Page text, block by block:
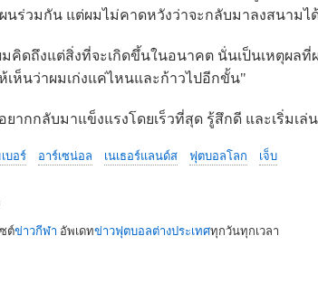
นร่วมกัน แต่ผมไม่คาดหวังว่าจะกลับมาลงสนามไ
คิดถึงแต่สิ่งที่จะเกิดขึ้นในอนาคต นั่นเป็นเหตุผล
เห็นว่าผมเก่งแค่ไหนและก้าวไปอีกขั้น"
ากกลับมาแข็งแรงโดยเร็วที่สุด รู้สึกดี และเริ่มเล่
บอร์ อาร์เซน่อล เนเธอร์แลนด์ส ฟุตบอลโลก เจ็บ
ต์ข่าวกีฬา อัพเดทข่าวฟุตบอลต่างประเทศทุกวันทุกเวลา